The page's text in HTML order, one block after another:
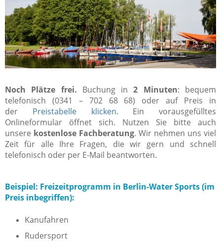
Noch Plätze frei. Buchung in2 Minuten: bequem
telefonisch (0341 – 702 68 68) oder auf Preis in
der Preistabelle klicken. Ein vorausgefülltes
Onlineformular öffnet sich. Nutzen Sie bitte auch
unsere kostenlose Fachberatung. Wir nehmen uns viel
Zeit für alle Ihre Fragen, die wir gern und schnell
telefonisch oder per E-Mail beantworten.
Beispiel: Freizeitprogramm in Berlin-Water Sports (im
Preis inbegriffen):
Kanufahren
Rudersport